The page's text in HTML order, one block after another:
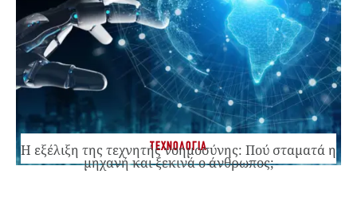
ΤΕΧΝΟΛΟΓΙΑ
Η εξέλιξη της τεχνητής νοημοσύνης: Πού σταματά η
μηχανή και ξεκινά ο άνθρωπος;